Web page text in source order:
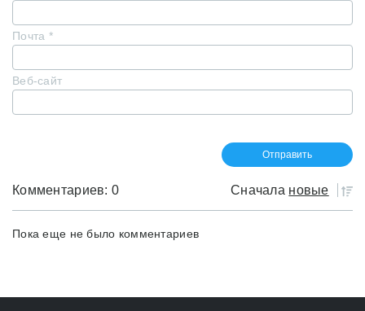
Почта *
Веб-сайт
Комментариев: 0 Сначала новые
Пока еще не было комментариев